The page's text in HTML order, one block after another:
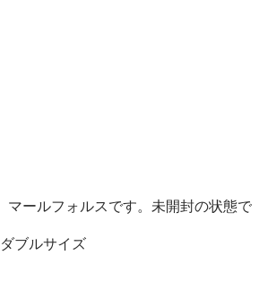
マールフォルスです。未開封の状態で
ブルサイズ